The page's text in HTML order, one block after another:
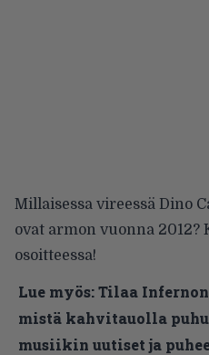
Millaisessa vireessä Dino
ovat armon vuonna 2012?
osoitteessa!
Lue myös:Tilaa
mistä kahvitauolla
musiikin uutiset ja